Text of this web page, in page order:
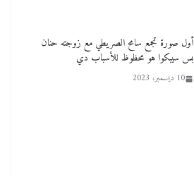
أول صورة تجمع سامح الصريطي مع زوجته حنان
بس سيبكوا هو محظوظ للأسباب دي
10 ديسمبر، 2023